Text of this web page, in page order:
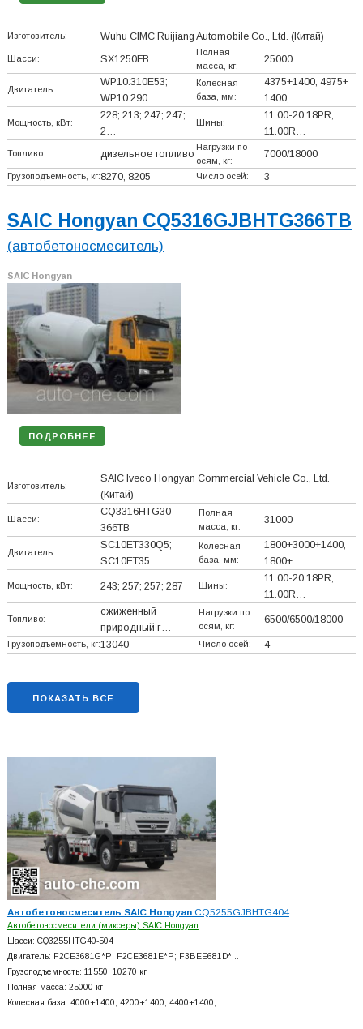
Изготовитель: Wuhu CIMC Ruijiang Automobile Co., Ltd. (Китай)
Шасси: SX1250FB
Полная
масса, кг:
25000
Двигатель:
WP10.310E53;
WP10.290…
Колесная
база, мм:
4375+1400, 4975+
1400,…
Мощность, кВт:
228; 213; 247; 247;
2…
Шины:
11.00-20 18PR,
11.00R…
Топливо: дизельное топливо
Нагрузки по
осям, кг:
7000/18000
Грузоподъемность, кг:8270, 8205 Число осей: 3
SAIC Hongyan CQ5316GJBHTG366TB
(автобетоносмеситель)
SAIC Hongyan
ПОДРОБНЕЕ
Изготовитель:
SAIC Iveco Hongyan Commercial Vehicle Co., Ltd.
(Китай)
Шасси:
CQ3316HTG30-
366TB
Полная
масса, кг:
31000
Двигатель:
SC10ET330Q5;
SC10ET35…
Колесная
база, мм:
1800+3000+1400,
1800+…
Мощность, кВт: 243; 257; 257; 287 Шины:
11.00-20 18PR,
11.00R…
Топливо:
сжиженный
природный г…
Нагрузки по
осям, кг:
6500/6500/18000
Грузоподъемность, кг:13040 Число осей: 4
ПОКАЗАТЬ ВСЕ
Автобетоносмеситель SAIC HongyanCQ5255GJBHTG404
Автобетоносмесители (миксеры) SAIC Hongyan
Шасси: CQ3255HTG40-504
Двигатель: F2CE3681G*P; F2CE3681E*P; F3BEE681D*…
Грузоподъемность: 11550, 10270 кг
Полная масса: 25000 кг
Колесная база: 4000+1400, 4200+1400, 4400+1400,…